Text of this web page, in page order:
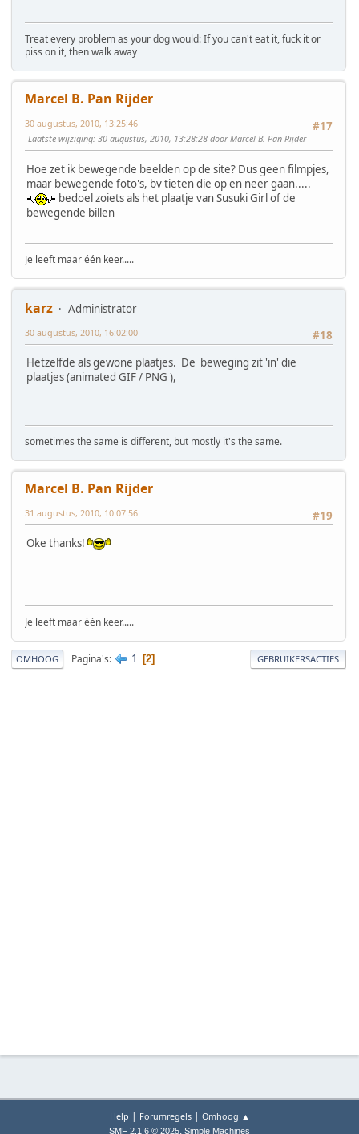
Treat every problem as your dog would: If you can't eat it, fuck it or
piss on it, then walk away
Marcel B. Pan Rijder
#17
30 augustus, 2010, 13:25:46
Laatste wijziging: 30 augustus, 2010, 13:28:28 door Marcel B. Pan Rijder
Hoe zet ik bewegende beelden op de site? Dus geen filmpjes,
maar bewegende foto's, bv tieten die op en neer gaan.....
bedoel zoiets als het plaatje van Susuki Girl of de
bewegende billen
Je leeft maar één keer.....
karz
Administrator
#18
30 augustus, 2010, 16:02:00
Hetzelfde als gewone plaatjes. De beweging zit 'in' die
plaatjes (animated GIF / PNG ),
sometimes the same is different, but mostly it's the same.
Marcel B. Pan Rijder
#19
31 augustus, 2010, 10:07:56
Oke thanks!
Je leeft maar één keer.....
OMHOOG Pagina's 1 2 GEBRUIKERSACTIES
Help | Forumregels| Omhoog ▲
SMF 2.1.6 © 2025, Simple Machines